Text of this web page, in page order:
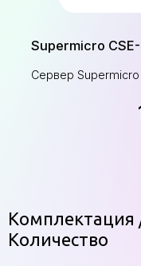
Supermicro CSE-
Сервер Supermicro
Комплектация
Количество